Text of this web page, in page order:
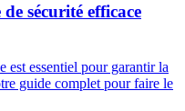
sécurité efficace
est essentiel pour garantir la
guide complet pour faire le